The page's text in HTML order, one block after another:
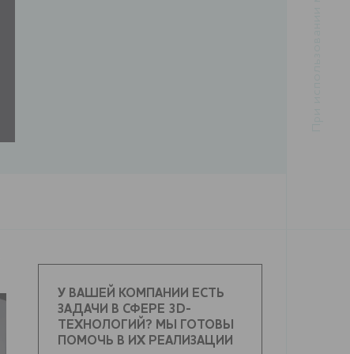
У ВАШЕЙ КОМПАНИИ ЕСТЬ
ЗАДАЧИ В СФЕРЕ 3D-
ТЕХНОЛОГИЙ? МЫ ГОТОВЫ
ПОМОЧЬ В ИХ РЕАЛИЗАЦИИ